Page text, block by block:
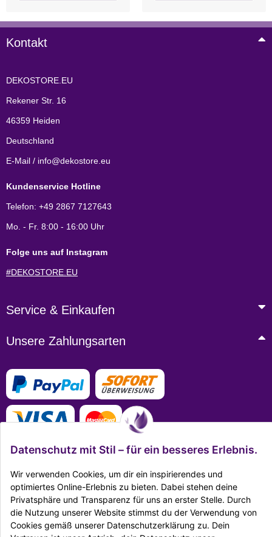
Kontakt
DEKOSTORE.EU
Rekener Str. 16
46359 Heiden
Deutschland
E-Mail / info@dekostore.eu
Kundenservice Hotline
Telefon: +49 2867 7127643
Mo. - Fr. 8:00 - 16:00 Uhr
Folge uns auf Instagram
#DEKOSTORE.EU
Service & Einkaufen
Unsere Zahlungsarten
Mehr Infos zu den Zahlungsarten
Ausgezeichnet Zertifiziert
Datenschutz mit Stil – für ein besseres Erlebnis.
Wir verwenden Cookies, um dir ein inspirierendes und
optimiertes Online-Erlebnis zu bieten. Dabei stehen deine
Privatsphäre und Transparenz für uns an erster Stelle. Durch
die Nutzung unserer Website stimmst du der Verwendung von
Cookies gemäß unserer Datenschutzerklärung zu. Dein